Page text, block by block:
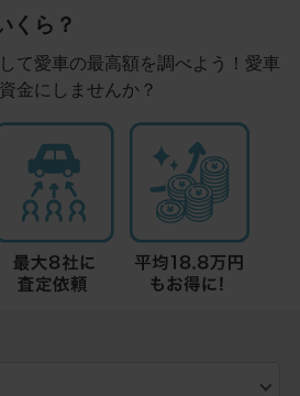
くら？
て愛車の最高額を調べよう！愛車
金にしませんか？